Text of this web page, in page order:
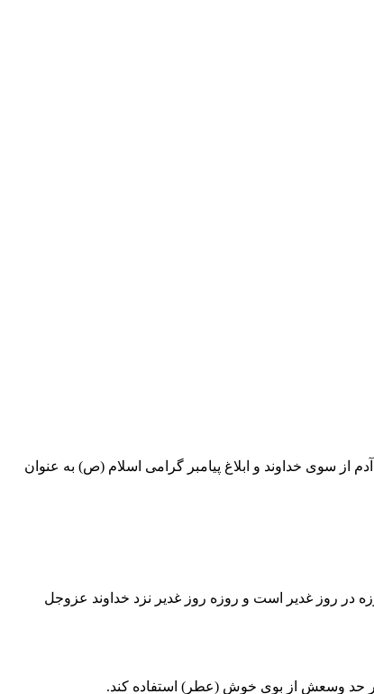
از سوی خداوند و ابلاغ پیامبر گرامی اسلام (ص) به عنوان
در روز غدیر است و روزه روز غدیر نزد خداوند عزوجل
حد وسعش از بوی خوش (عطر) استفاده کند.